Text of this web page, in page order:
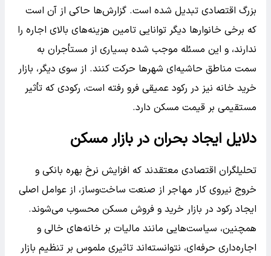
بزرگ اقتصادی تبدیل شده است. گزارش‌ها حاکی از آن است
که برخی خانوارها دیگر توانایی تامین هزینه‌های بالای اجاره را
ندارند، و این مسئله موجب شده بسیاری از مستأجران به
سمت مناطق حاشیه‌ای شهرها حرکت کنند. از سوی دیگر، بازار
خرید خانه نیز در رکود عمیقی فرو رفته است، رکودی که تأثیر
مستقیمی بر قیمت مسکن دارد.
دلایل ایجاد بحران در بازار مسکن
تحلیلگران اقتصادی معتقدند که افزایش نرخ بهره بانکی و
خروج نیروی کار مهاجر از صنعت ساخت‌وساز، از عوامل اصلی
ایجاد رکود در بازار خرید و فروش مسکن محسوب می‌شوند.
همچنین، سیاست‌هایی مانند مالیات بر خانه‌های خالی و
اجاره‌داری حرفه‌ای، نتوانسته‌اند تاثیری ملموس بر تنظیم بازار